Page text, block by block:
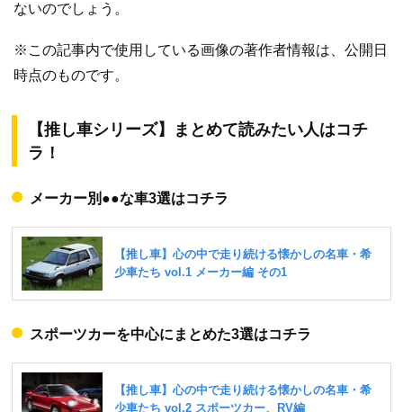
ないのでしょう。
※この記事内で使用している画像の著作者情報は、公開日
時点のものです。
【推し車シリーズ】まとめて読みたい人はコチ
ラ！
メーカー別●●な車3選はコチラ
スポーツカーを中心にまとめた3選はコチラ